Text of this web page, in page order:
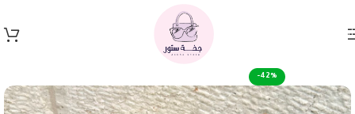
Skip to main content
-42%